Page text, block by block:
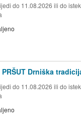
do 11.08.2026 ili do
PRŠUT Drniška
do 11.08.2026 ili do